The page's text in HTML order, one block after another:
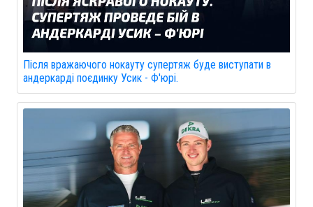
Після вражаючого нокауту супертяж буде виступати в
андеркарді поєдинку Усик - Ф'юрі.